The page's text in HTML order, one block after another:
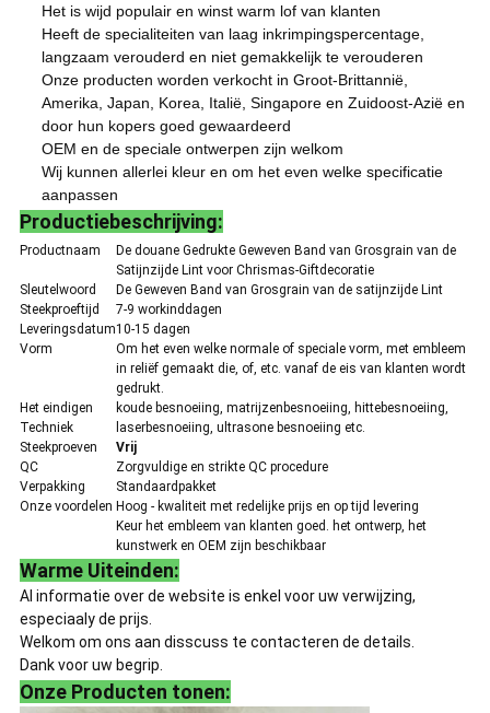
Het is wijd populair en winst warm lof van klanten
Heeft de specialiteiten van laag inkrimpingspercentage,
langzaam verouderd en niet gemakkelijk te verouderen
Onze producten worden verkocht in Groot-Brittannië,
Amerika, Japan, Korea, Italië, Singapore en Zuidoost-Azië en
door hun kopers goed gewaardeerd
OEM en de speciale ontwerpen zijn welkom
Wij kunnen allerlei kleur en om het even welke specificatie
aanpassen
Productiebeschrijving:
Productnaam
De douane Gedrukte Geweven Band van Grosgrain van de
Satijnzijde Lint voor Chrismas-Giftdecoratie
Sleutelwoord
De Geweven Band van Grosgrain van de satijnzijde Lint
Steekproeftijd
7-9 workinddagen
Leveringsdatum10-15 dagen
Vorm
Om het even welke normale of speciale vorm, met embleem
in reliëf gemaakt die, of, etc. vanaf de eis van klanten wordt
gedrukt.
Het eindigen
Techniek
koude besnoeiing, matrijzenbesnoeiing, hittebesnoeiing,
laserbesnoeiing, ultrasone besnoeiing etc.
Steekproeven
Vrij
QC
Zorgvuldige en strikte QC procedure
Verpakking
Standaardpakket
Onze voordelen Hoog - kwaliteit met redelijke prijs en op tijd levering
Keur het embleem van klanten goed. het ontwerp, het
kunstwerk en OEM zijn beschikbaar
Warme Uiteinden:
Al informatie over de website is enkel voor uw verwijzing,
especiaaly de prijs.
Welkom om ons aan disscuss te contacteren de details.
Dank voor uw begrip.
Onze Producten tonen: